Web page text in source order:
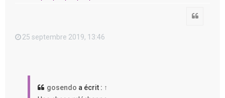
25 septembre 2019, 13:46
gosendo a écrit : ↑